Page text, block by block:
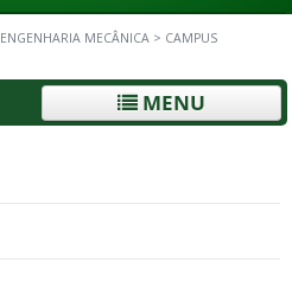
ENGENHARIA MECÂNICA > CAMPUS
MENU